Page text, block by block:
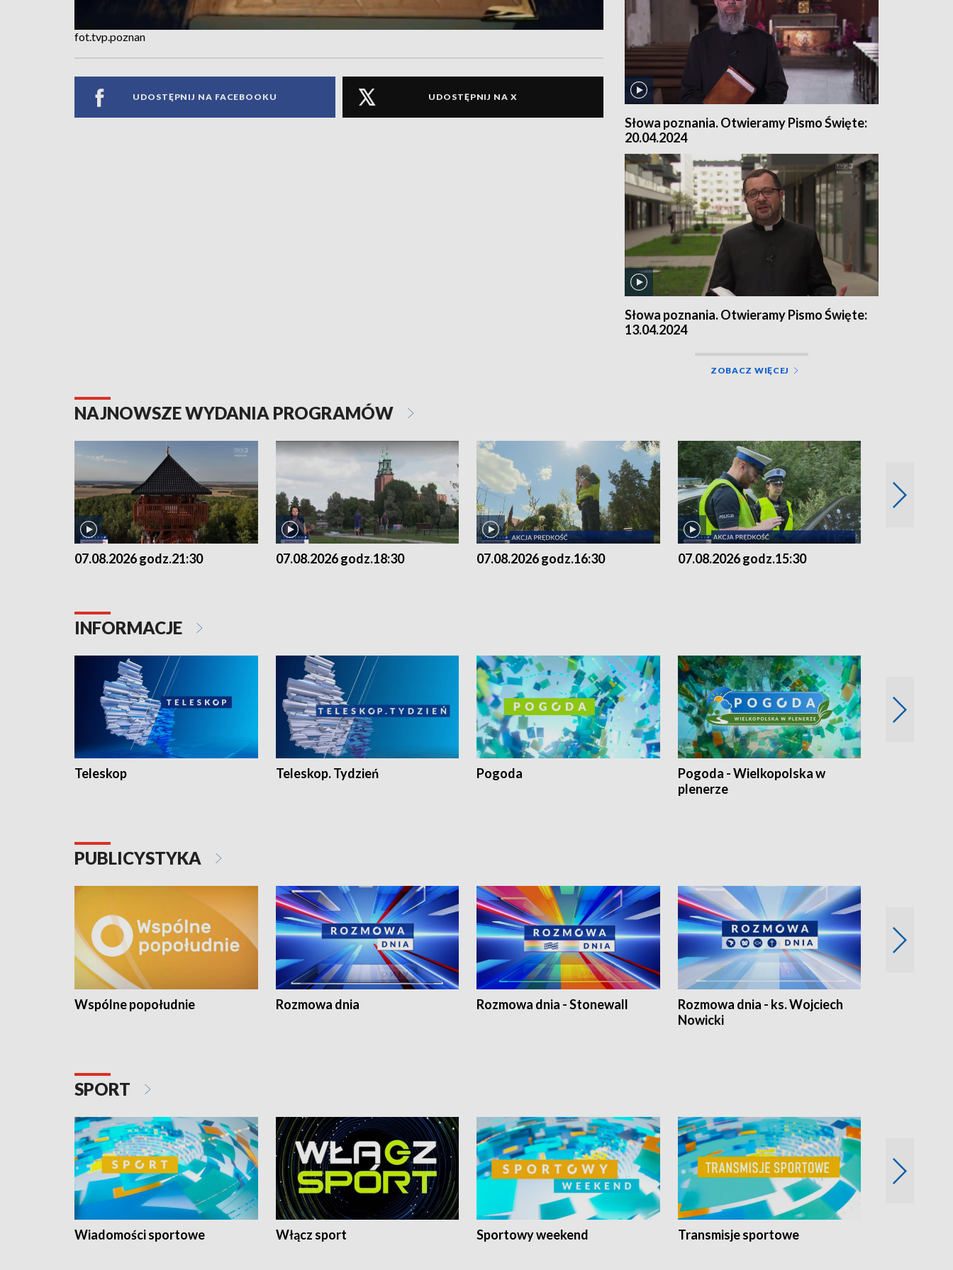
fot.tvp.poznan
UDOSTĘPNIJ NA FACEBOOKU UDOSTĘPNIJ NA X
Słowa poznania. Otwieramy Pismo Święte:
20.04.2024
Słowa poznania. Otwieramy Pismo Święte:
13.04.2024
ZOBACZ WIĘCEJ
NAJNOWSZE WYDANIA PROGRAMÓW
07.08.2026 godz.21:30 07.08.2026 godz.18:30 07.08.2026 godz.16:30 07.08.2026 godz.15:30
INFORMACJE
Teleskop Teleskop. Tydzień Pogoda
Pogoda - Wielkopolska w
plenerze
PUBLICYSTYKA
Wspólne popołudnie Rozmowa dnia Rozmowa dnia - Stonewall
Rozmowa dnia - ks. Wojciech
Nowicki
SPORT
Wiadomości sportowe Włącz sport Sportowy weekend Transmisje sportowe